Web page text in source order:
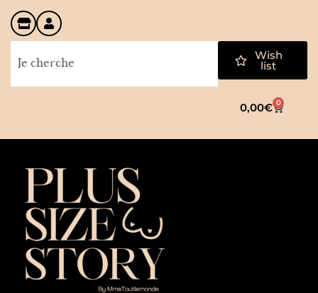
Wish
list
0,00€ 0